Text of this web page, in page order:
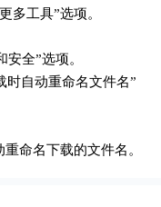
多工具”选项。
全”选项。
时自动重命名文件名”
命名下载的文件名。